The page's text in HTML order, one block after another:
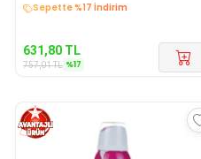
Sepette %17 İndirim
631,80 TL
757,01TL %17